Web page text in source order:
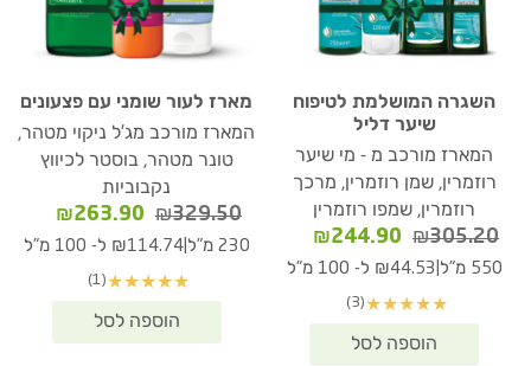
השגרה המושלמת לטיפוח
שיער דליל
המארז מורכב מ - מי שיער
רוזמרין, שמן רוזמרין, מרכך
רוזמרין, שמפו רוזמרין
₪305.20
המחיר
המקורי
₪305.20.
₪244.90
המחיר
הנוכחי
550 מ"ל ₪44.53 ל- 100 מ"ל
★
★
★
★
★
(3)
מארז לעור שומני עם פצעונים
המארז מורכב מג'ל ניקוי מטהר,
טונר מטהר, בוסטר לכיווץ
נקבוביות
₪329.50
המחיר
המקורי
₪329.50.
₪263.90
הנוכחי
230 מ"ל |₪114.74 ל- 100 מ"ל
★
★
★
★
★
(1)